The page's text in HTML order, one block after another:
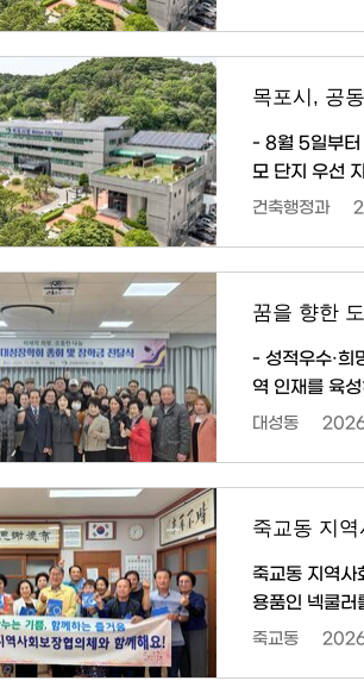
목포시, 공
- 8월 5일부터
모 단지 우선 지원 목포시(시장 강성휘)는 공동주택 내 수목을 체계적으로 관
안전한 주거환
건축행정과
꿈을 향한
- 성적우수·희망·다자녀
역 인재를 육성하
19일까지이며
대성동
죽교동 지
죽교동 지역사
용품인 넥쿨러를 전달했다. 이번 ‘시원한 여름나기
확인을 위해
죽교동